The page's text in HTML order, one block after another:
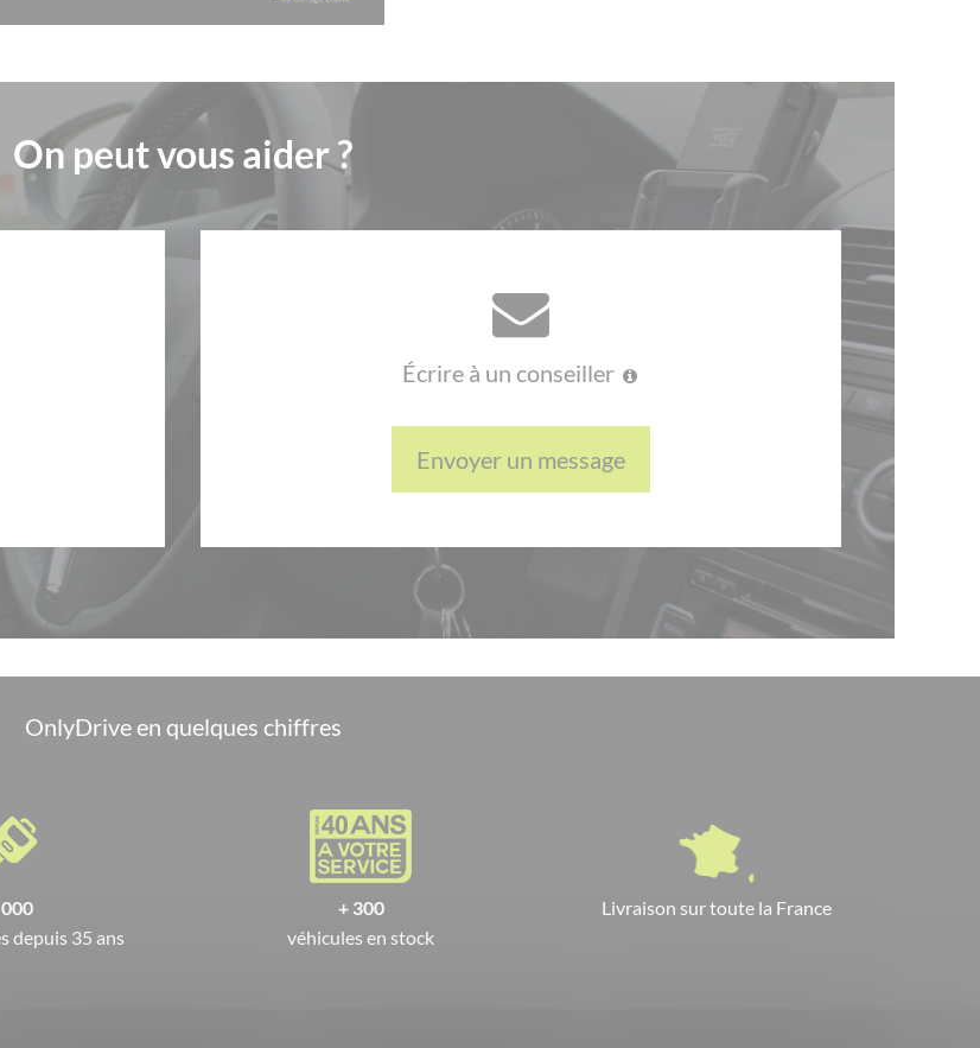
On peut vous aider ?
Écrire à un conseiller
Envoyer un message
OnlyDrive en quelques chiffres
depuis 35 ans
+ 300
véhicules en stock
Livraison sur toute la France